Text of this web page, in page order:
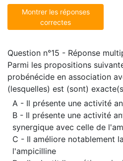
Montrer les réponses
correctes
Question n°15 - Réponse
Parmi les propositions
probénécide en association
(lesquelles) est (sont)
A - Il présente une activité
B - Il présente une activité
synergique avec celle de
C - Il améliore notablement
l'ampicilline